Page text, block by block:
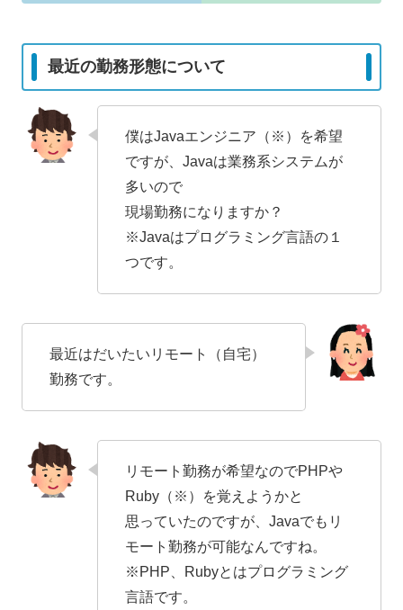
最近の勤務形態について
僕はJavaエンジニア（※）を希望
ですが、Javaは業務系システムが
多いので
現場勤務になりますか？
※Javaはプログラミング言語の１
つです。
最近はだいたいリモート（自宅）
勤務です。
リモート勤務が希望なのでPHPや
Ruby（※）を覚えようかと
思っていたのですが、Javaでもリ
モート勤務が可能なんですね。
※PHP、Rubyとはプログラミング
言語です。